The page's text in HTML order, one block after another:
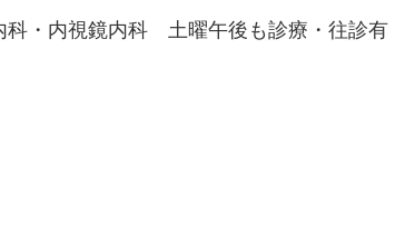
科・内視鏡内科 土曜午後も診療・往診有